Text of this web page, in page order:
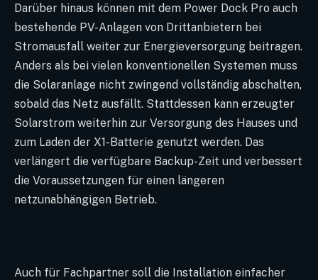
Darüber hinaus können mit dem Power Dock Pro auch
bestehende PV-Anlagen von Drittanbietern bei
Stromausfall weiter zur Energieversorgung beitragen.
Anders als bei vielen konventionellen Systemen muss
die Solaranlage nicht zwingend vollständig abschalten,
sobald das Netz ausfällt. Stattdessen kann erzeugter
Solarstrom weiterhin zur Versorgung des Hauses und
zum Laden der X1-Batterie genutzt werden. Das
verlängert die verfügbare Backup-Zeit und verbessert
die Voraussetzungen für einen längeren
netzunabhängigen Betrieb.
Auch für Fachpartner soll die Installation einfacher